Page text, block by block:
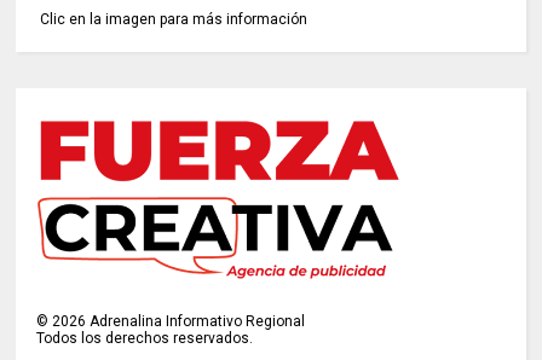
Clic en la imagen para más información
©2026 Adrenalina Informativo Regional
Todos los derechos reservados.